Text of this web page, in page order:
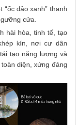
“ốc đảo xanh” thanh
cửa.
hài hòa, tinh tế, tạo
kín, nơi cư dân
tạo năng lượng và
diện, xứng đáng